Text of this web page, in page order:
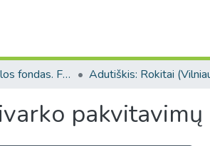
Vilniaus kapitulos fondas. F43
pakvitavimų